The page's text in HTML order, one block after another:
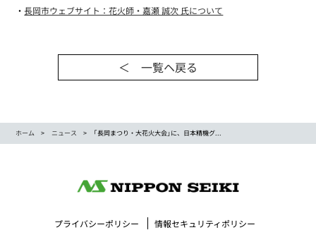
・長岡市ウェブサイト：花火師・嘉瀬 誠次 氏について
＜ 一覧ヘ戻る
ホーム ニュース ｢長岡まつり・大花火大会｣に、日本精機グ...
プライバシーポリシー 情報セキュリティポリシー